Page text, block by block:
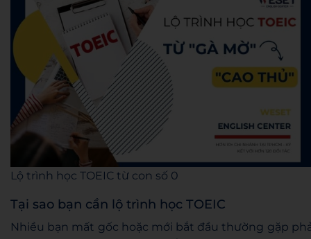
Lộ trình học TOEIC từ con số 0
Tại sao bạn cần lộ trình học TOEIC
Nhiều bạn mất gốc hoặc mới bắt đầu thường gặp